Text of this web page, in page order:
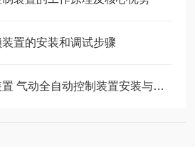
置的安装和调试步骤
矿用风门自动闭锁装置 气动全自动控制装置安装与维护要点